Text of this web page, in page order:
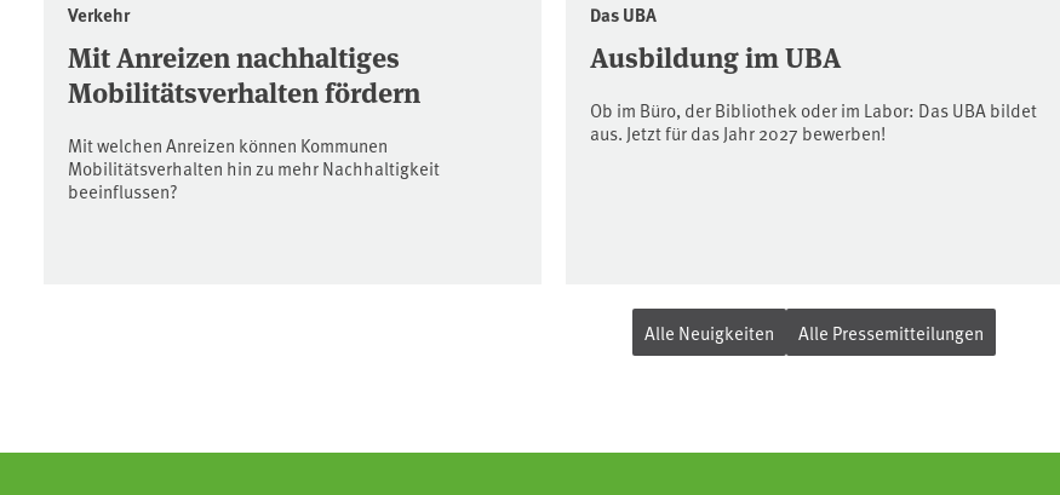
Verkehr
Mit Anreizen nachhaltiges
Mobilitätsverhalten fördern
Mit welchen Anreizen können Kommunen
Mobilitätsverhalten hin zu mehr Nachhaltigkeit
beeinflussen?
Das UBA
Ausbildung im UBA
Ob im Büro, der Bibliothek oder im Labor: Das UBA bildet
aus. Jetzt für das Jahr 2027 bewerben!
Alle Neuigkeiten Alle Pressemitteilungen